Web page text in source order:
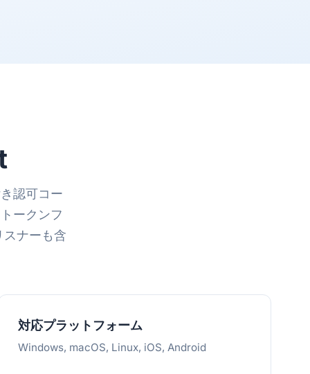
認可コー
ークンフ
ナーも含
対応プラットフォーム
Windows, macOS, Linux, iOS, Android